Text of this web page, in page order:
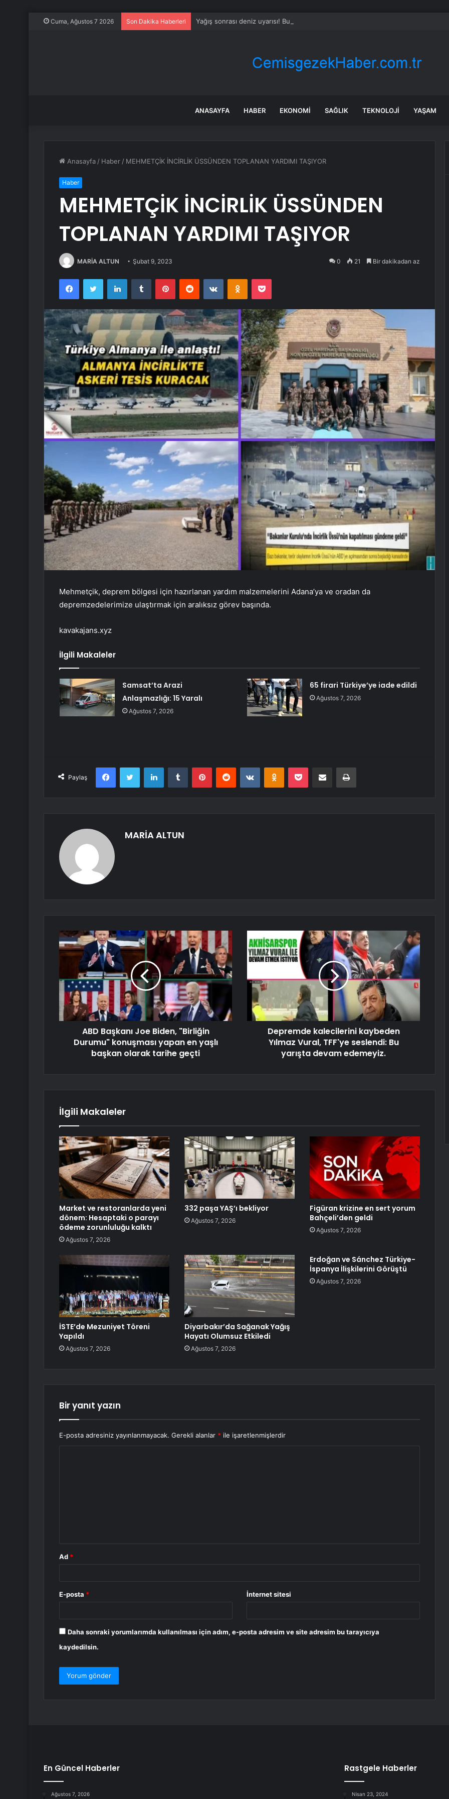
Cuma, Ağustos 7 2026 Son Dakika Haberleri Yağış sonrası deniz uyarısı! Bulanık ve kötü kokulu suda yüzmeyin
ANASAYFA HABER EKONOMI SAĞLIK TEKNOLOJI YAŞAM
Anasayfa / Haber / MEHMETÇİK İNCİRLİK ÜSSÜNDEN TOPLANAN YARDIMI TAŞIYOR
Haber
MEHMETÇİK İNCİRLİK ÜSSÜNDEN
TOPLANAN YARDIMI TAŞIYOR
MARİA ALTUN Şubat 9, 2023 0 21 Bir dakikadan az
FacebookTwitter LinkedInTumblr PinterestReddit VKontakteOdnoklassniki
Pocket
Mehmetçik, deprem bölgesi için hazırlanan yardım malzemelerini Adana’ya ve oradan da
depremzedelerimize ulaştırmak için aralıksız görev başında.
kavakajans.xyz
İlgili Makaleler
Samsat’ta Arazi
Anlaşmazlığı: 15 Yaralı
Ağustos 7, 2026
65 firari Türkiye’ye iade edildi
Ağustos 7, 2026
Paylaş
FacebookTwitter LinkedInTumblr PinterestReddit VKontakteOdnoklassniki
Pocket E-Posta ile paylaş Yazdır
MARİA ALTUN
ABD Başkanı Joe Biden, "Birliğin
Durumu" konuşması yapan en yaşlı
başkan olarak tarihe geçti
Depremde kalecilerini kaybeden
Yılmaz Vural, TFF'ye seslendi: Bu
yarışta devam edemeyiz.
İlgili Makaleler
Market ve restoranlarda yeni
dönem: Hesaptaki o parayı
ödeme zorunluluğu kalktı
Ağustos 7, 2026
332 paşa YAŞ’ı bekliyor
Ağustos 7, 2026
Figüran krizine en sert yorum
Bahçeli’den geldi
Ağustos 7, 2026
İSTE’de Mezuniyet Töreni
Yapıldı
Ağustos 7, 2026
Diyarbakır’da Sağanak Yağış
Hayatı Olumsuz Etkiledi
Ağustos 7, 2026
Erdoğan ve Sánchez Türkiye-
İspanya İlişkilerini Görüştü
Ağustos 7, 2026
Bir yanıt yazın
E-posta adresiniz yayınlanmayacak. Gerekli alanlar * ile işaretlenmişlerdir
Ad *
E-posta * İnternet sitesi
Daha sonraki yorumlarımda kullanılması için adım, e-posta adresim ve site adresim bu tarayıcıya
kaydedilsin.
En Güncel Haberler
Ağustos 7, 2026
Rastgele Haberler
Nisan 23, 2024